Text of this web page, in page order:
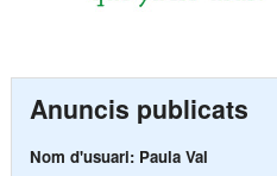
Anuncis publicats
Nom d'usuari: Paula Val